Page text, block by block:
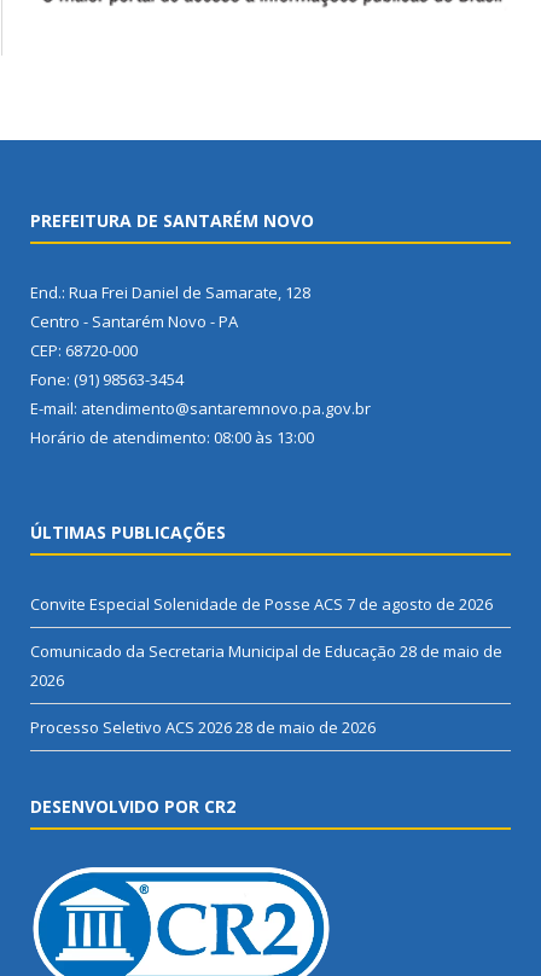
PREFEITURA DE SANTARÉM NOVO
End.: Rua Frei Daniel de Samarate, 128
Centro - Santarém Novo - PA
CEP: 68720-000
Fone: (91) 98563-3454
E-mail: atendimento@santaremnovo.pa.gov.br
Horário de atendimento: 08:00 às 13:00
ÚLTIMAS PUBLICAÇÕES
Convite Especial Solenidade de Posse ACS 7 de agosto de 2026
Comunicado da Secretaria Municipal de Educação 28 de maio de
2026
Processo Seletivo ACS 202628 de maio de 2026
DESENVOLVIDO POR CR2